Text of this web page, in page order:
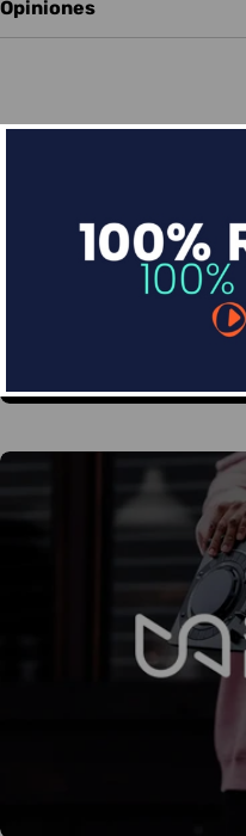
Opiniones
Financia tus
Divide en 3 sin coste
pequeña